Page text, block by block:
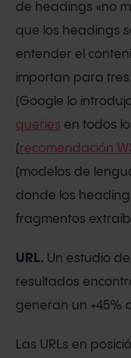
de headings «no
que los headings
entender el
importan para
(Google lo
queries en todos
(recomendación
(modelos de
donde los
fragmentos
URL. Un estudio de
resultados
generan un +45%
Las URLs en